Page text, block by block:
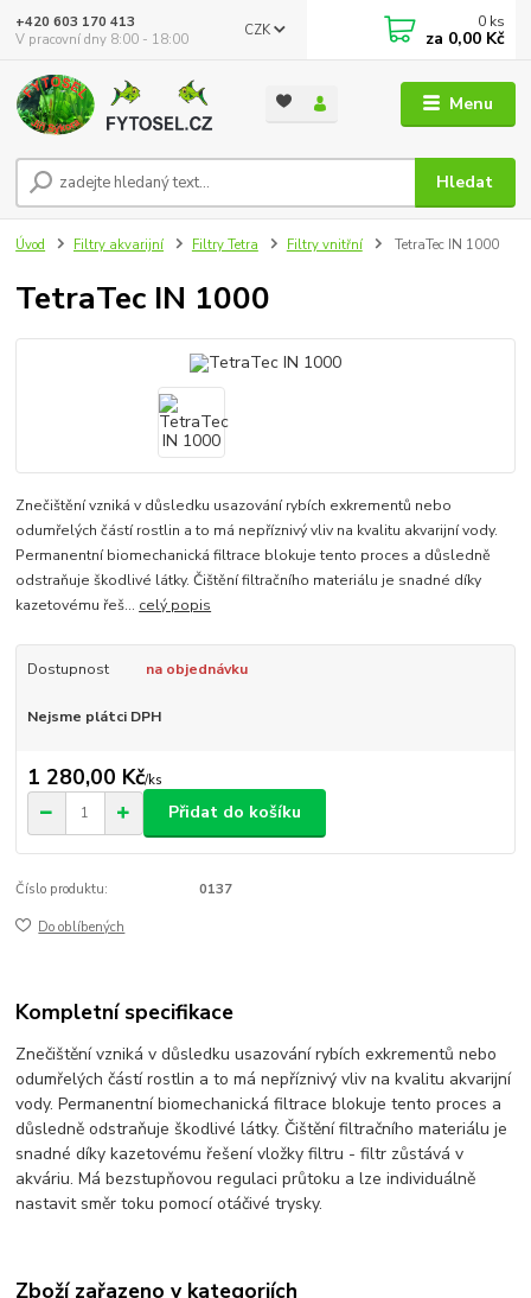
Menu
CZK
Hledat
+420 603 170 413
V pracovní dny 8:00 - 18:00
0 ks
za 0,00 Kč
Úvod Filtry akvarijní Filtry Tetra Filtry vnitřní TetraTec IN 1000
TetraTec IN 1000
Znečištění vzniká v důsledku usazování rybích exkrementů nebo
odumřelých částí rostlin a to má nepříznivý vliv na kvalitu akvarijní vody.
Permanentní biomechanická filtrace blokuje tento proces a důsledně
odstraňuje škodlivé látky. Čištění filtračního materiálu je snadné díky
kazetovému řeš... celý popis
Dostupnost na objednávku
Nejsme plátci DPH
1 280,00 Kč/ks
Přidat do košíku
Číslo produktu: 0137
Do oblíbených
Kompletní specifikace
Znečištění vzniká v důsledku usazování rybích exkrementů nebo
odumřelých částí rostlin a to má nepříznivý vliv na kvalitu akvarijní
vody. Permanentní biomechanická filtrace blokuje tento proces a
důsledně odstraňuje škodlivé látky. Čištění filtračního materiálu je
snadné díky kazetovému řešení vložky filtru - filtr zůstává v
akváriu. Má bezstupňovou regulaci průtoku a lze individuálně
nastavit směr toku pomocí otáčivé trysky.
Zboží zařazeno v kategoriích